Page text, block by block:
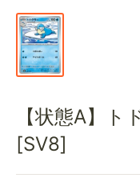
【状態A】
[SV8]